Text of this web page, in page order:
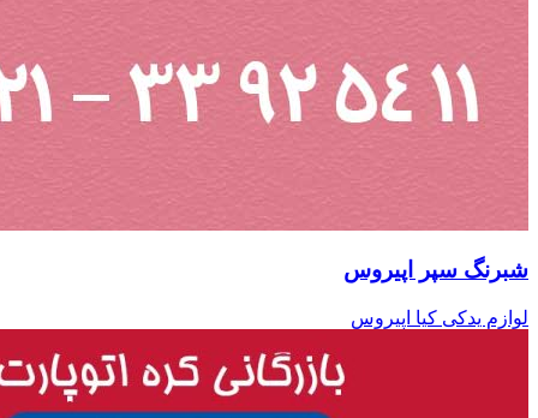
شبرنگ سپر اپیروس
لوازم یدکی کیا اپیروس